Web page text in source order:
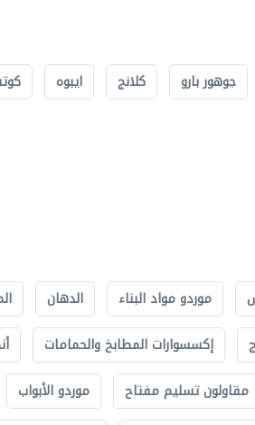
جوهور بارو كلانج ايبوه
موردو مواد البناء الدهان
إكسسوارات المطابخ والحمامات
مقاولون تسليم مفتاح موردو الأبواب